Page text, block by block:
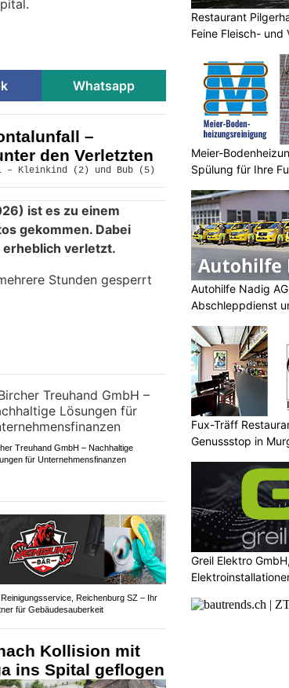
Whatsapp
–
den Verletzten
ist es zu einem
gekommen. Dabei
verletzt.
Stunden gesperrt
Treuhand GmbH – Nachhaltige
für Unternehmensfinanzen
Reichenburg SZ – Ihr
für Gebäudesauberkeit
Kollision mit
ins Spital geflogen
Restaurant
Feine Fleisch- und
Meier-
Spülung für Ihre
Autohilfe Nadig
Abschleppdienst
Fux-Träff
Genussstop in
Greil Elektro